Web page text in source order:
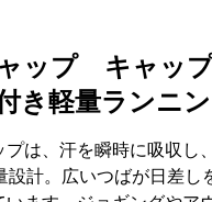
ップ キャッ
き軽量ランニ
プは、汗を瞬時に吸収し
設計。広いつばが日差し